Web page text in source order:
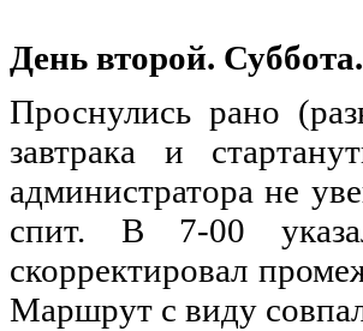
День второй. Суббота.
Проснулись рано (
завтрака и
администратора не
спит. В 7-00
скорректировал
Маршрут с виду